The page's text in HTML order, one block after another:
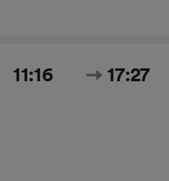
11:16 17:27